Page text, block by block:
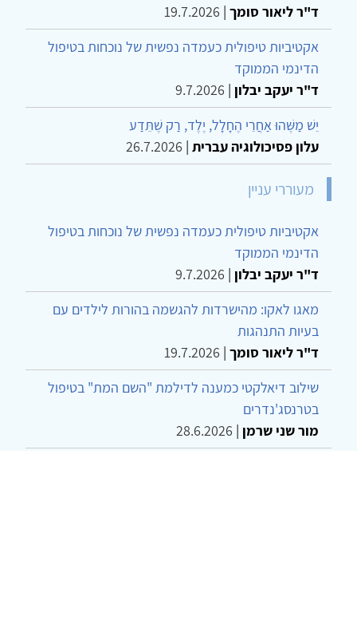
ד"ר ליאור סומך |
19.7.2026
אקטיביות טיפולית כעמדה נפשית של נוכחות בטיפול
הדינמי הממוקד
ד"ר יעקב יבלון |
9.7.2026
יֵשׁ מַשֶּׁהוּ אַחֲרֵי הֶחָלָל, יֶלֶד, רַק שֶׁתֵּדַע
עלון פסיכולוגיה עברית |
26.7.2026
מעוררי עניין
אקטיביות טיפולית כעמדה נפשית של נוכחות בטיפול
הדינמי הממוקד
ד"ר יעקב יבלון |
9.7.2026
מאגו לאקו: מהישרדות להגשמה בהורות לילדים עם
בעיות התנהגות
ד"ר ליאור סומך |
19.7.2026
שילוב דיאלקטי כמענה לדילמת "השם המת" בטיפול
בטרנסג'נדרים
מור שני שרמן |
28.6.2026